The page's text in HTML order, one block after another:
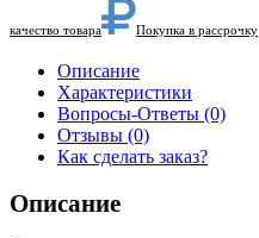
качество товара Покупка в рассрочку
Описание
Характеристики
Вопросы-Ответы (0)
Отзывы (0)
Как сделать заказ?
Описание